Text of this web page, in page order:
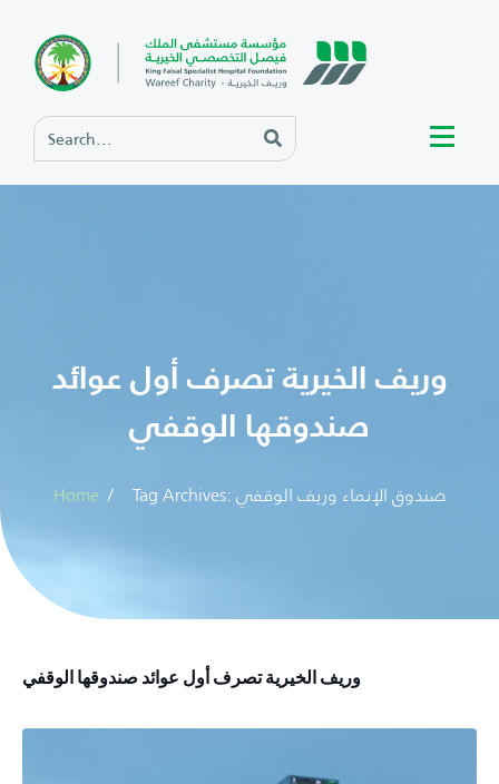
وريف الخيرية تصرف أول عوائد
صندوقها الوقفي
Home Tag Archives: صندوق الإنماء وريف الوقفي
وريف الخيرية تصرف أول عوائد صندوقها الوقفي